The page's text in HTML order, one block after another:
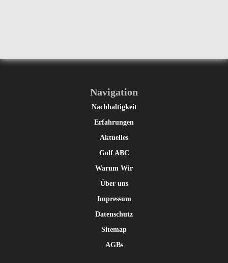
Navigation
Nachhaltigkeit
Erfahrungen
Aktuelles
Golf ABC
Warum Wir
Über uns
Impressum
Datenschutz
Sitemap
AGBs